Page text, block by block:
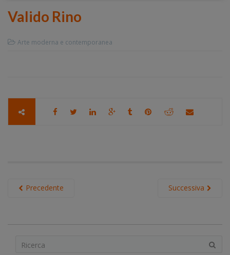
Valido Rino
Arte moderna e contemporanea
Successiva
Precedente